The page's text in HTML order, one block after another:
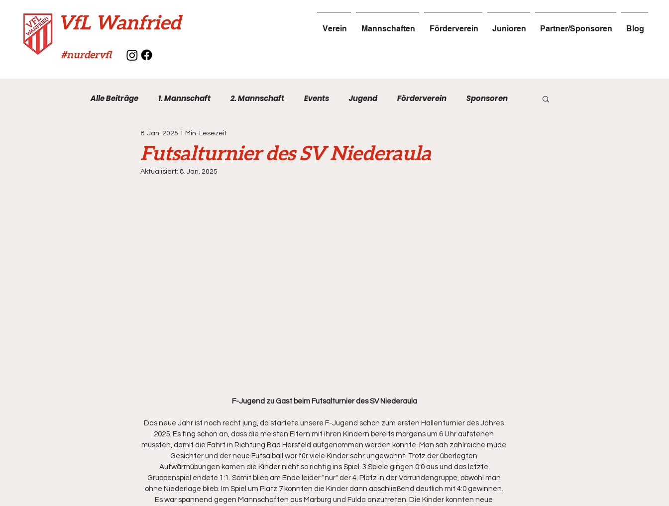
VfL Wanfried
#nurdervfl
Verein Mannschaften Förderverein Junioren Partner/Sponsoren Blog
Alle Beiträge 1. Mannschaft 2. Mannschaft Events Jugend Förderverein Sponsoren
VfL-Archiv
Futsalturnier des SV Niederaula
8. Jan. 2025 1 Min. Lesezeit
Aktualisiert: 8. Jan. 2025
F-Jugend zu Gast beim Futsalturnier des SV Niederaula
Das neue Jahr ist noch recht jung, da startete unsere F-Jugend schon zum ersten Hallenturnier des Jahres
2025. Es fing schon an, dass die meisten Eltern mit ihren Kindern bereits morgens um 6 Uhr aufstehen
mussten, damit die Fahrt in Richtung Bad Hersfeld aufgenommen werden konnte. Man sah zahlreiche müde
Gesichter und der neue Futsalball war für viele Kinder sehr ungewohnt. Trotz der überlegten
Aufwärmübungen kamen die Kinder nicht so richtig ins Spiel. 3 Spiele gingen 0:0 aus und das letzte
Gruppenspiel endete 1:1. Somit blieb am Ende leider "nur" der 4. Platz in der Vorrundengruppe, obwohl man
ohne Niederlage blieb. Im Spiel um Platz 7 konnten die Kinder dann abschließend deutlich mit 4:0 gewinnen.
Es war spannend gegen Mannschaften aus Marburg und Fulda anzutreten. Die Kinder konnten neue